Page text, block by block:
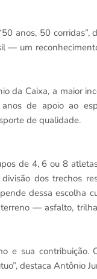
anos, 50
— um
da Caixa, a maior
de apoio ao
de qualidade.
de 4, 6 ou 8
dos trechos
dessa escolha
— asfalto,
e sua contribuição.
destaca Antônio